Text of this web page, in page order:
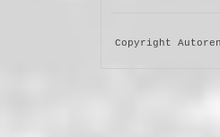
Copyright